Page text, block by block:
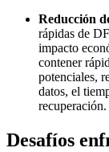
Reducción
rápidas de
impacto
contener
potenciales,
datos, el
recuperación.
Desafíos